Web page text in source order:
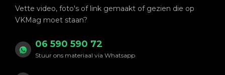
Vette video, foto's of link gemaakt of gezien die op
VKMag moet staan?
06 590 590 72
Stuur ons materiaal via Whatsapp